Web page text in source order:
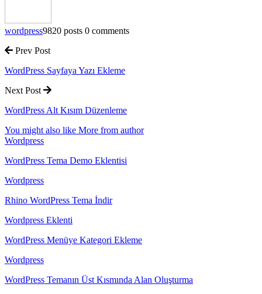
wordpress9820 posts 0 comments
Prev Post
WordPress Sayfaya Yazı Ekleme
Next Post
WordPress Alt Kısım Düzenleme
You might also like More from author
Wordpress
WordPress Tema Demo Eklentisi
Wordpress
Rhino WordPress Tema İndir
Wordpress Eklenti
WordPress Menüye Kategori Ekleme
Wordpress
WordPress Temanın Üst Kısmında Alan Oluşturma